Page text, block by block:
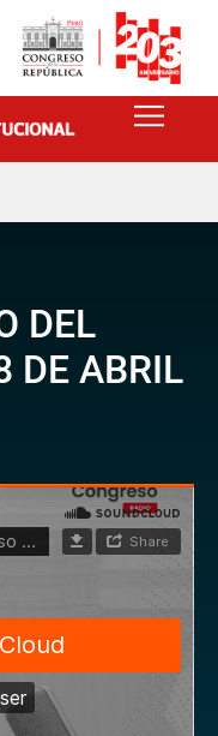
DEL
DE ABRIL